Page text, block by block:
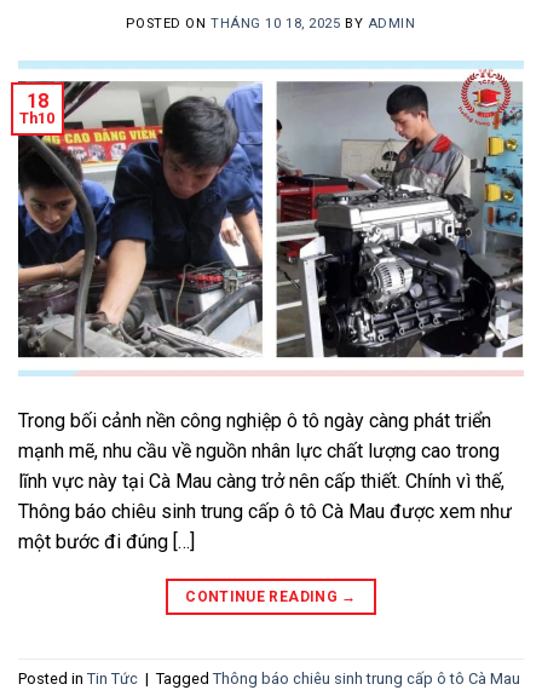
POSTED ON THÁNG 10 18, 2025 BY ADMIN
18
Th10
Trong bối cảnh nền công nghiệp ô tô ngày càng phát triển
mạnh mẽ, nhu cầu về nguồn nhân lực chất lượng cao trong
lĩnh vực này tại Cà Mau càng trở nên cấp thiết. Chính vì thế,
Thông báo chiêu sinh trung cấp ô tô Cà Mau được xem như
một bước đi đúng […]
CONTINUE READING →
Posted in Tin Tức | Tagged Thông báo chiêu sinh trung cấp ô tô Cà Mau